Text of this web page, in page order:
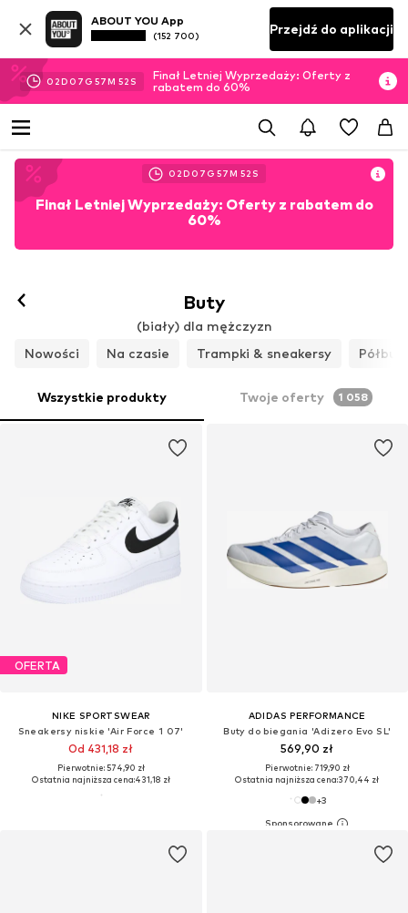
ABOUT YOU App
(152 700) Przejdź do aplikacji
02D 07 G 57M 51 S
Finał Letniej Wyprzedaży: Oferty z
rabatem do 60%
02D 07 G 57M 51 S
Finał Letniej Wyprzedaży: Oferty z rabatem do
60%
Buty
(biały) dla mężczyzn
Nowości
Na czasie Trampki & sneakersy
Wszystkie produkty Twoje oferty 1 058
OFERTA
NIKE SPORTSWEAR
Sneakersy niskie 'Air Force 1 07'
Od 431,18 zł
Pierwotnie: 574,90 zł
Ostatnia najniższa cena:431,18 zł
ADIDAS PERFORMANCE
Buty do biegania 'Adizero Evo SL'
569,90 zł
Pierwotnie: 719,90 zł
Ostatnia najniższa cena:370,44 zł
+3